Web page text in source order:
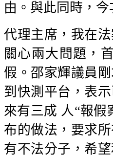
由。與此同時，
代理主席，我在
關心兩大問題，
假。邵家輝議員
到快測平台，表
來有三成 人“報
布的做法，要求
有不法分子，希